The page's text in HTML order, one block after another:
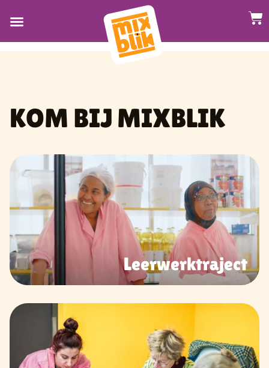
KOM BIJ MIXBLIK
KOM BIJ MIXBLIK
Leerwerktraject